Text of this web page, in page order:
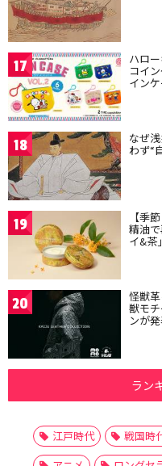
17 ハロ
コイ
イン
18 なぜ
わず“
19 【季
精油
イ&茶
20 怪獣
獣モ
ンが
ラン
江戸時代 戦国時